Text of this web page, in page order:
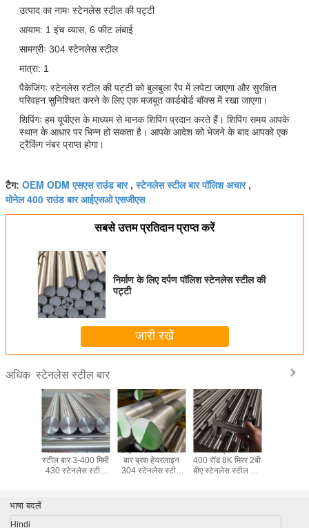
उत्पाद का नामः स्टेनलेस स्टील की पट्टी
आयाम: 1 इंच व्यास, 6 फीट लंबाई
सामग्रीः 304 स्टेनलेस स्टील
मात्रा: 1
पैकेजिंगः स्टेनलेस स्टील की पट्टी को बुलबुला रैप में लपेटा जाएगा और सुरक्षित
परिवहन सुनिश्चित करने के लिए एक मजबूत कार्डबोर्ड बॉक्स में रखा जाएगा।
शिपिंगः हम यूपीएस के माध्यम से मानक शिपिंग प्रदान करते हैं। शिपिंग समय आपके
स्थान के आधार पर भिन्न हो सकता है। आपके आदेश को भेजने के बाद आपको एक
ट्रैकिंग नंबर प्राप्त होगा।
टैग: OEM ODM एसएस राउंड बार,स्टेनलेस स्टील बार पॉलिश अचार,
मोनेल 400 राउंड बार आईएसओ एसजीएस
सबसे उत्तम प्रतिदान प्राप्त करें
निर्माण के लिए दर्पण पॉलिश स्टेनलेस स्टील की
पट्टी
जारी रखें
अधिक स्टेनलेस स्टील बार
कोल्ड रोल्ड स्टेनलेस
स्टील बार 3-400 मिमी
430 स्टेनलेस स्टील
2 इंच स्टेनलेस स्टील
बार ब्रश हेयरलाइन
304 स्टेनलेस स्टील
कोल्ड ड्रिंक मोनेल
400 रॉड 8K मिरर 2बी
बीए स्टेनलेस स्टील रॉड
भाषा बदलें
Hindi